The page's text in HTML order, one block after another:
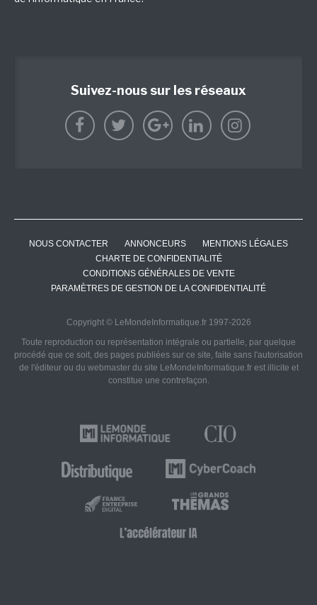
Suivez-nous sur les réseaux
NOUS CONTACTER ANNONCEURS
MENTIONS LÉGALES
CHARTE DE CONFIDENTIALITÉ
CONDITIONS GÉNÉRALES DE VENTE
PARAMÈTRES DE GESTION DE LA CONFIDENTIALITÉ
Copyright © LeMondeInformatique.fr 1997-2026
Toute reproduction ou représentation intégrale ou partielle, par quelque
procédé que ce soit, des pages publiées sur ce site, faite sans l'autorisation
de l'éditeur ou du webmaster du site LeMondeInformatique.fr est illicite et
constitue une contrefaçon.